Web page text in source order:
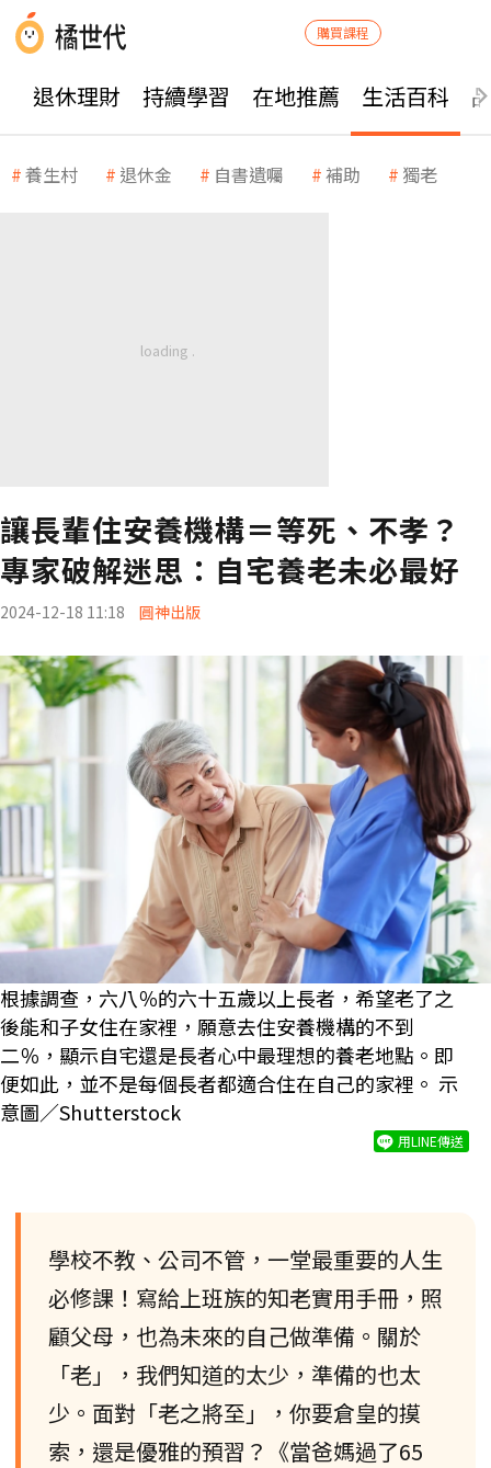
購買課程
退休理財 持續學習 在地推薦 生活百科
養生村 退休金 自書遺囑 補助 獨老
讓長輩住安養機構＝等死、不孝？
專家破解迷思：自宅養老未必最好
2024-12-18 11:18 圓神出版
根據調查，六八％的六十五歲以上長者，希望老了之
後能和子女住在家裡，願意去住安養機構的不到
二％，顯示自宅還是長者心中最理想的養老地點。即
便如此，並不是每個長者都適合住在自己的家裡。 示
意圖／Shutterstock
用LINE傳送
學校不教、公司不管，一堂最重要的人生
必修課！寫給上班族的知老實用手冊，照
顧父母，也為未來的自己做準備。關於
「老」，我們知道的太少，準備的也太
少。面對「老之將至」，你要倉皇的摸
索，還是優雅的預習？《當爸媽過了65